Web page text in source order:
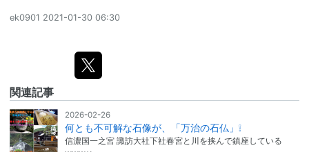
ek0901 2021-01-30 06:30
関連記事
2026-02-26
何とも不可解な石像が、「万治の石仏」❕
信濃国一之宮 諏訪大社下社春宮と川を挟んで鎮座している